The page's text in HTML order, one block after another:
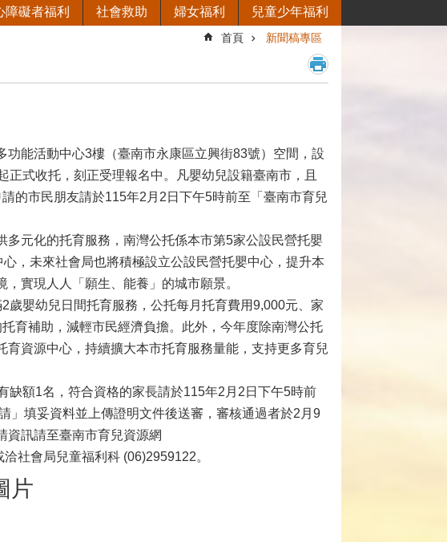
障礙者福利 社會救助 婦女福利 兒童少年福利
首頁 新聞稿專區
能活動中心3樓（臺南市永康區立興街83號）空間，設
式收托，刻正受理報名中。凡嬰幼兒設籍臺南市，且
的市民朋友請於115年2月2日下午5時前至「臺南市育兒
元化的托育服務，南灣公托係本市第5家公設民營托嬰
，未來社會局也將積極設立公設民營托嬰中心，提升本
實現人人「願生、能養」的城市願景。
嬰幼兒日間托育服務，公托每月托育費用9,000元、家
育補助，減輕市民經濟負擔。此外，今年度除南灣公托
資源中心，持續擴大本市托育服務量能，支持更多育兒
缺額1名，符合資格的家長請於115年2月2日下午5時前
」填妥資料並上傳證明文件後送審，審核通過者於2月9
資訊請至臺南市育兒資源網
社會局兒童福利科 (06)2959122。
片